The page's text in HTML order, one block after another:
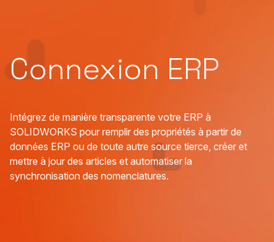
Connexion ERP
Intégrez de manière transparente votre ERP à
SOLIDWORKS pour remplir des propriétés à partir de
données ERP ou de toute autre source tierce, créer et
mettre à jour des articles et automatiser la
synchronisation des nomenclatures.